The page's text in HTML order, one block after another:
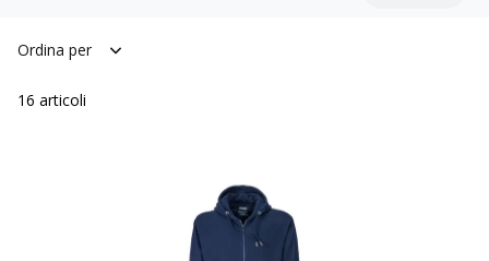
Ordina per
16 articoli